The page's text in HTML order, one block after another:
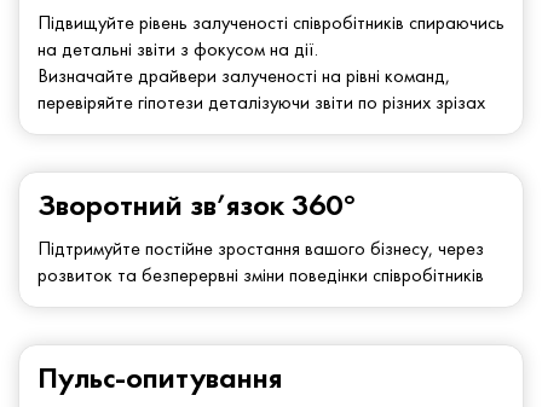
Підвищуйте рівень залученості співробітників спираючись
на детальні звіти з фокусом на дії.
Визначайте драйвери залученості на рівні команд,
перевіряйте гіпотези деталізуючи звіти по різних зрізах
Зворотний зв’язок 360°
Підтримуйте постійне зростання вашого бізнесу, через
розвиток та безперервні зміни поведінки співробітників
Пульс-опитування